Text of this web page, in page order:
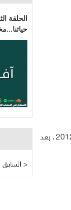
انحسرت الفجوة ما بين الصادرات والواردات من سلع وخدمات المعلوماتية والاتصالات، لتصبح الواردات ضعف الصادرات في العام 2012، بعد
الحلقة
السابق >